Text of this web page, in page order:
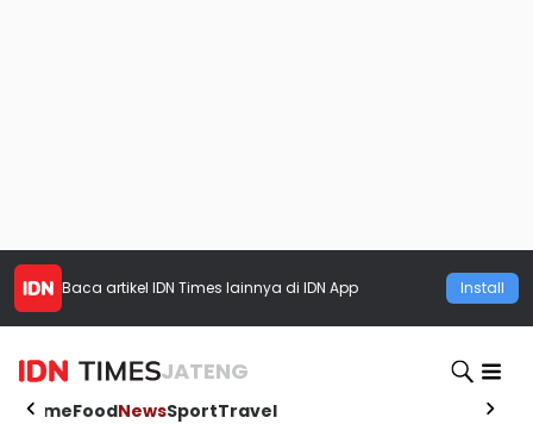
Baca artikel IDN Times lainnya di IDN App Install
JATENG
HomeFoodNewsSportTravel